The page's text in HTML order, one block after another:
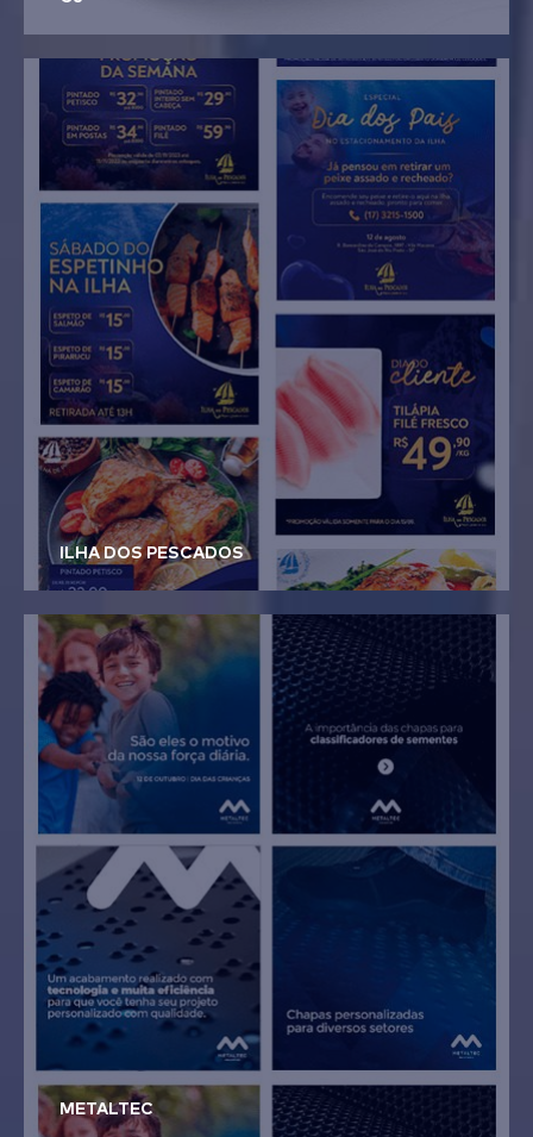
ILHA DOS PESCADOS
METALTEC